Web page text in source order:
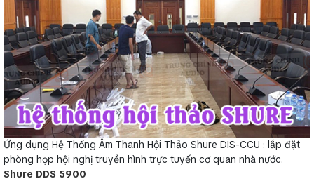
Ứng dụng Hệ Thống Âm Thanh Hội Thảo Shure DIS-CCU : lắp đặt
phòng họp hội nghị truyền hình trực tuyến cơ quan nhà nước.
Shure DDS 5900